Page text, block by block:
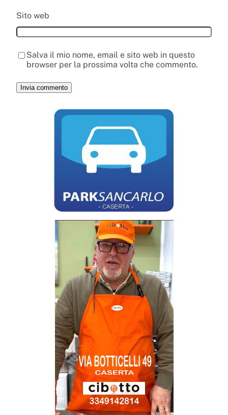
Sito web
Salva il mio nome, email e sito web in questo
browser per la prossima volta che commento.